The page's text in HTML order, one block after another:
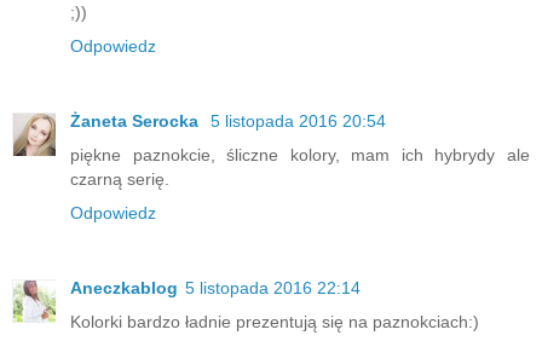
;))
Odpowiedz
Żaneta Serocka
5 listopada 2016 20:54
piękne paznokcie, śliczne kolory, mam ich hybrydy ale
czarną serię.
Odpowiedz
Aneczkablog 5 listopada 2016 22:14
Kolorki bardzo ładnie prezentują się na paznokciach:)